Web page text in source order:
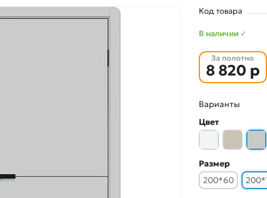
Код товара
В наличии ✓
За полотно
8 820 р
Варианты
Цвет
Размер
200*60